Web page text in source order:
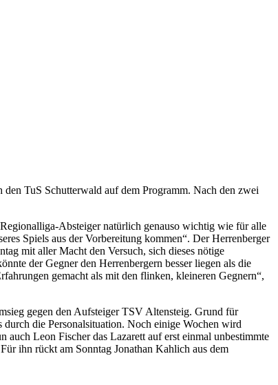
TuS Schutterwald auf dem Programm. Nach den zwei
Absteiger natürlich genauso wichtig wie für alle
Spiels aus der Vorbereitung kommen“. Der Herrenberger
mit aller Macht den Versuch, sich dieses nötige
der Gegner den Herrenbergern besser liegen als die
gemacht als mit den flinken, kleineren Gegnern“,
gegen den Aufsteiger TSV Altensteig. Grund für
die Personalsituation. Noch einige Wochen wird
Leon Fischer das Lazarett auf erst einmal unbestimmte
ihn rückt am Sonntag Jonathan Kahlich aus dem